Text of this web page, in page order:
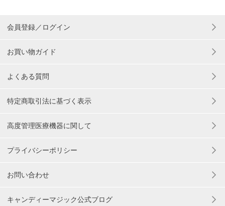
会員登録／ログイン
お買い物ガイド
よくある質問
特定商取引法に基づく表示
高度管理医療機器に関して
プライバシーポリシー
お問い合わせ
キャンディーマジック公式ブログ